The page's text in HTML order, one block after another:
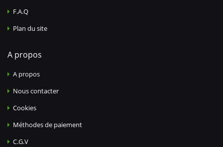
F.A.Q
Plan du site
A propos
A propos
Nous contacter
Cookies
Méthodes de paiement
C.G.V